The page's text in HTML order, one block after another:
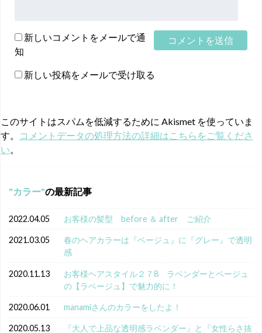
新しいコメントをメールで通
知
新しい投稿をメールで受け取る
このサイトはスパムを低減するために Akismet を使っていま
す。
コメントデータの処理方法の詳細はこちらをご覧くださ
い。
カラー の最新記事
2022.04.05 お客様の髪型 before ＆ after ご紹介
2021.03.05
春のヘアカラーは『ベージュ』に『グレー』で透明
感
2020.11.13
お客様ヘアスタイル２７8 ラベンダーとベージュ
の【ラベージュ】で魅力的に！
2020.06.01 manamiさんのカラーをしたよ！
2020.05.13
『大人で上品な透明感ラベンダー』と『女性らさ抜